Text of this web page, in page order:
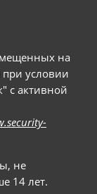
на
при условии
с активной
не
14 лет.